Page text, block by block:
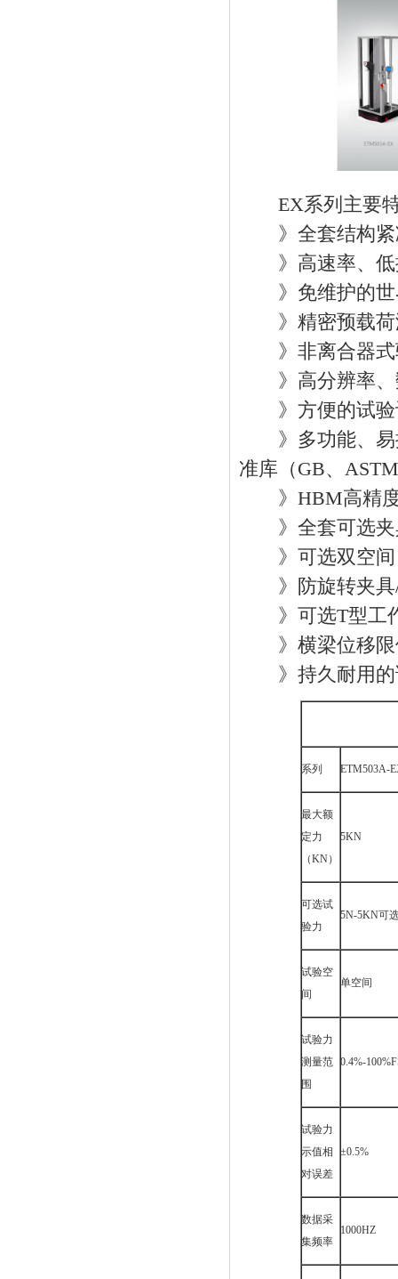
EX系列主要
》全套结构紧
》高速率、低
》免维护的世
》精密预载荷
》非离合器式
》高分辨率、
》方便的试验
》多功能、易
准库（GB、
》HBM高精度
》全套可选夹
》可选双空间
》防旋转夹具/
》可选T型工
》横梁位移限
》持久耐用的
系列 ETM503A-
最大额
定力
（KN）
5KN
可选试
验力
5N-5KN可
试验空
间
单空间
试验力
测量范
围
0.4%-
试验力
示值相
对误差
±0.5%
数据采
集频率
1000HZ